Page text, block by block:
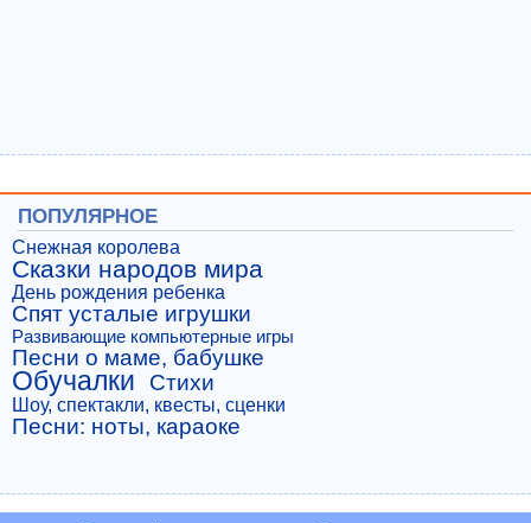
ПОПУЛЯРНОЕ
Снежная королева
Сказки народов мира
День рождения ребенка
Спят усталые игрушки
Развивающие компьютерные игры
Песни о маме, бабушке
Обучалки Стихи
Шоу, спектакли, квесты, сценки
Песни: ноты, караоке